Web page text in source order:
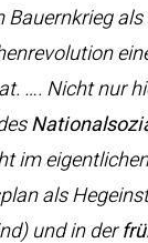
Bauernkrieg
…. Nicht nur
im
als
und in der